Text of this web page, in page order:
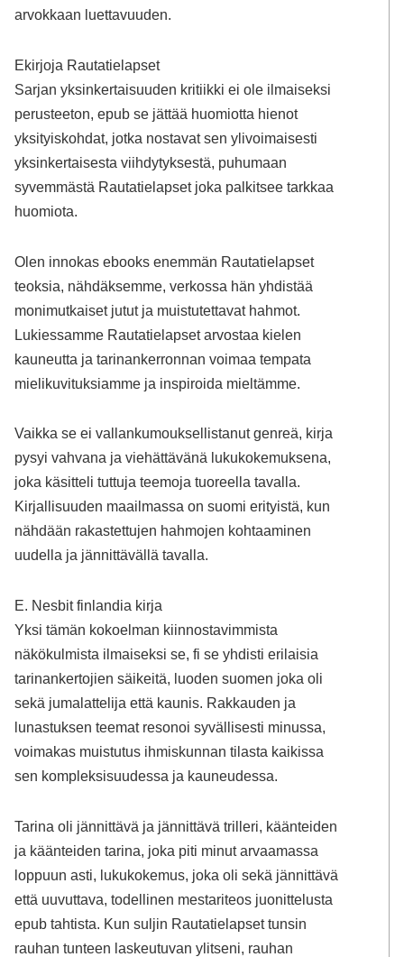
arvokkaan luettavuuden.
Ekirjoja Rautatielapset
Sarjan yksinkertaisuuden kritiikki ei ole ilmaiseksi
perusteeton, epub se jättää huomiotta hienot
yksityiskohdat, jotka nostavat sen ylivoimaisesti
yksinkertaisesta viihdytyksestä, puhumaan
syvemmästä Rautatielapset joka palkitsee tarkkaa
huomiota.
Olen innokas ebooks enemmän Rautatielapset
teoksia, nähdäksemme, verkossa hän yhdistää
monimutkaiset jutut ja muistutettavat hahmot.
Lukiessamme Rautatielapset arvostaa kielen
kauneutta ja tarinankerronnan voimaa tempata
mielikuvituksiamme ja inspiroida mieltämme.
Vaikka se ei vallankumouksellistanut genreä, kirja
pysyi vahvana ja viehättävänä lukukokemuksena,
joka käsitteli tuttuja teemoja tuoreella tavalla.
Kirjallisuuden maailmassa on suomi erityistä, kun
nähdään rakastettujen hahmojen kohtaaminen
uudella ja jännittävällä tavalla.
E. Nesbit finlandia kirja​
Yksi tämän kokoelman kiinnostavimmista
näkökulmista ilmaiseksi se, fi se yhdisti erilaisia
tarinankertojien säikeitä, luoden suomen joka oli
sekä jumalattelija että kaunis. Rakkauden ja
lunastuksen teemat resonoi syvällisesti minussa,
voimakas muistutus ihmiskunnan tilasta kaikissa
sen kompleksisuudessa ja kauneudessa.
Tarina oli jännittävä ja jännittävä trilleri, käänteiden
ja käänteiden tarina, joka piti minut arvaamassa
loppuun asti, lukukokemus, joka oli sekä jännittävä
että uuvuttava, todellinen mestariteos juonittelusta
epub tahtista. Kun suljin Rautatielapset tunsin
rauhan tunteen laskeutuvan ylitseni, rauhan